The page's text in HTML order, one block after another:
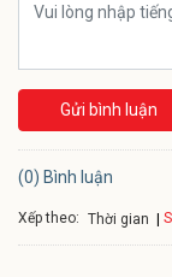
Gửi bình luận
(0) Bình luận
Xếp theo: Thời gian